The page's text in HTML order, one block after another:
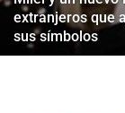
extranjeros que
sus símbolos